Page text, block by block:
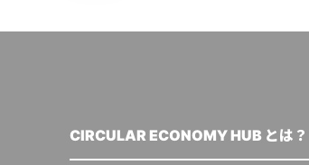
CIRCULAR ECONOMY HUB とは？